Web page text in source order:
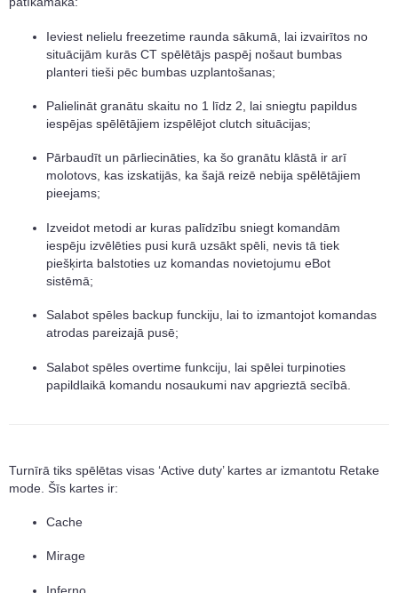
Ieviest nelielu freezetime raunda sākumā, lai izvairītos no
situācijām kurās CT spēlētājs paspēj nošaut bumbas
planteri tieši pēc bumbas uzplantošanas;
Palielināt granātu skaitu no 1 līdz 2, lai sniegtu papildus
iespējas spēlētājiem izspēlējot clutch situācijas;
Pārbaudīt un pārliecināties, ka šo granātu klāstā ir arī
molotovs, kas izskatijās, ka šajā reizē nebija spēlētājiem
pieejams;
Izveidot metodi ar kuras palīdzību sniegt komandām
iespēju izvēlēties pusi kurā uzsākt spēli, nevis tā tiek
piešķirta balstoties uz komandas novietojumu eBot
sistēmā;
Salabot spēles backup funckiju, lai to izmantojot komandas
atrodas pareizajā pusē;
Salabot spēles overtime funkciju, lai spēlei turpinoties
papildlaikā komandu nosaukumi nav apgrieztā secībā.
Turnīrā tiks spēlētas visas ‘Active duty’ kartes ar izmantotu Retake
mode. Šīs kartes ir:
Cache
Mirage